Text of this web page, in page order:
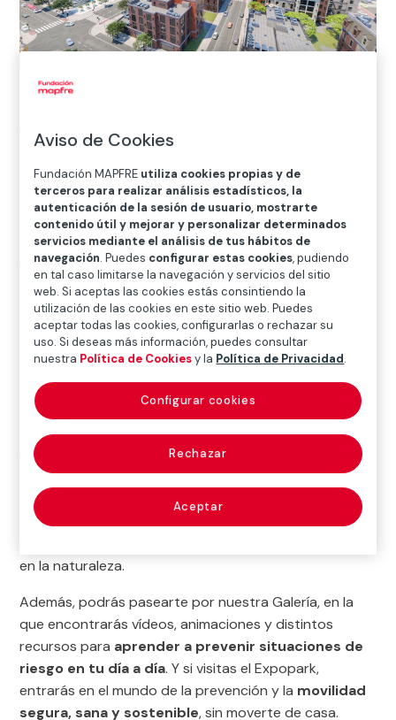
Inicio > Blog Un Mundo Virtual y Seguro
 Prevención
En nuestroMundo Virtualhay una ciudad con casas y
calles en las que se esconden riesgos que debes
descubrir, hay un Expopark en el que podrás pasear
mientras aprendes a evitar riesgos y una Galería en la
que de forma multimedia te enseñamos a prevenir.
Gracias a una tecnología100% interactiva, podrás
entrar en nuestro Hogar, pasear virtualmente por
todas sus estancias y también por el exterior,
identificando situaciones peligrosas en el interior, en la
calle y en el jardín. Descubre los objetos de uso
cotidiano con los que hay que tener cuidado en la
cocina, el salón, el cuarto de baño, etc. Y aprende
en la naturaleza.
Además, podrás pasearte por nuestra Galería, en la
que encontrarás vídeos, animaciones y distintos
recursos para aprender a prevenir situaciones de
riesgo en tu día a día. Y si visitas el Expopark,
entrarás en el mundo de la prevención y la movilidad
segura, sana y sostenible, sin moverte de casa.
Aviso de Cookies
Fundación MAPFRE utiliza cookies propias y de
terceros para realizar análisis estadísticos, la
autenticación de la sesión de usuario, mostrarte
contenido útil y mejorar y personalizar determinados
servicios mediante el análisis de tus hábitos de
navegación. Puedes configurar estas cookies, pudiendo
en tal caso limitarse la navegación y servicios del sitio
web. Si aceptas las cookies estás consintiendo la
utilización de las cookies en este sitio web. Puedes
aceptar todas las cookies, configurarlas o rechazar su
uso. Si deseas más información, puedes consultar
nuestra Política de Cookiesy la Política de Privacidad.
Rechazar
Aceptar
Configurar cookies